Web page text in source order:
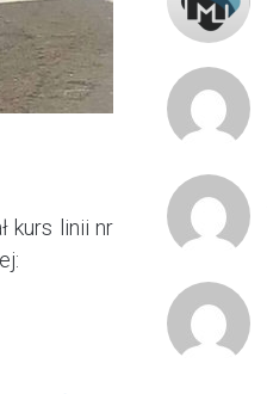
kurs linii nr